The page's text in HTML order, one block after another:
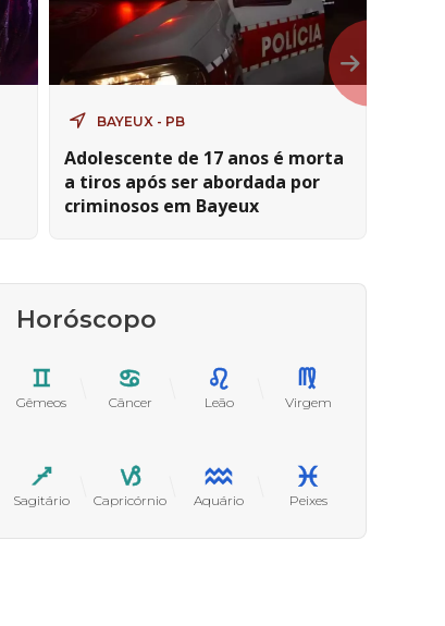
BAYEUX - PB
Adolescente de 17 anos é morta
a tiros após ser abordada por
criminosos em Bayeux
Horóscopo
Gêmeos Câncer Leão Virgem
Sagitário Capricórnio Aquário Peixes